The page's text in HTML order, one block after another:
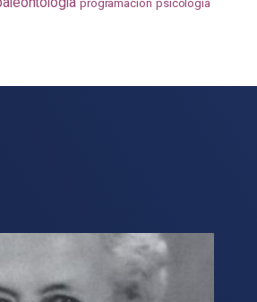
programación psicología